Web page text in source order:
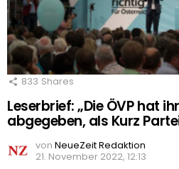
833 Shares
Leserbrief: „Die ÖVP hat
abgegeben, als Kurz
von NeueZeit Redaktion
21. November 2022, 12:13